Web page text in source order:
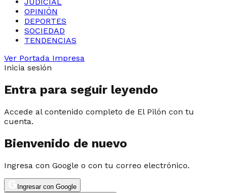
OPINIÓN
DEPORTES
SOCIEDAD
TENDENCIAS
Ver Portada Impresa
Inicia sesión
Entra para seguir leyendo
Accede al contenido completo de El Pilón con tu
cuenta.
Bienvenido de nuevo
Ingresa con Google o con tu correo electrónico.
Ingresar con Google